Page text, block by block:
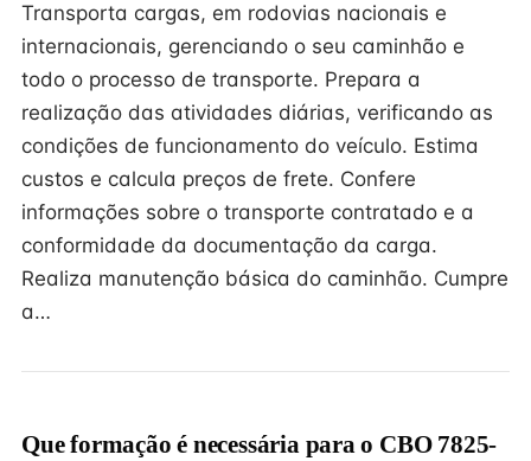
Transporta cargas, em rodovias nacionais e
internacionais, gerenciando o seu caminhão e
todo o processo de transporte. Prepara a
realização das atividades diárias, verificando as
condições de funcionamento do veículo. Estima
custos e calcula preços de frete. Confere
informações sobre o transporte contratado e a
conformidade da documentação da carga.
Realiza manutenção básica do caminhão. Cumpre
a…
Que formação é necessária para o CBO 7825-